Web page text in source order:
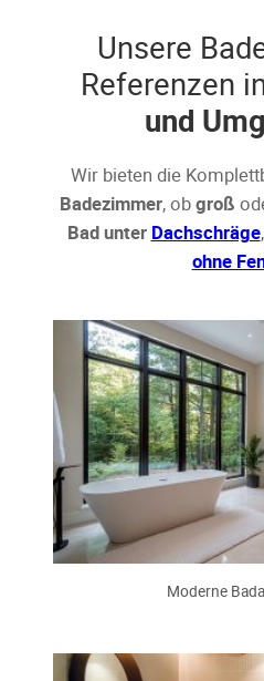
Unsere
Referenzen
und
Wir bieten die
Badezimmer, obgroß
Bad unter Dachschräge,
ohne
Moderne